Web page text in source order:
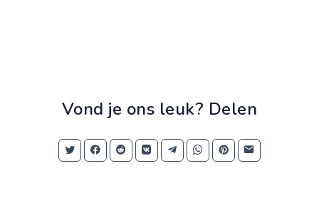
Vond je ons leuk? Delen